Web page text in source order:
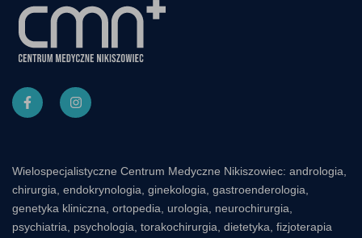
Wielospecjalistyczne Centrum Medyczne Nikiszowiec: andrologia,
chirurgia, endokrynologia, ginekologia, gastroenderologia,
genetyka kliniczna, ortopedia, urologia, neurochirurgia,
psychiatria, psychologia, torakochirurgia, dietetyka, fizjoterapia